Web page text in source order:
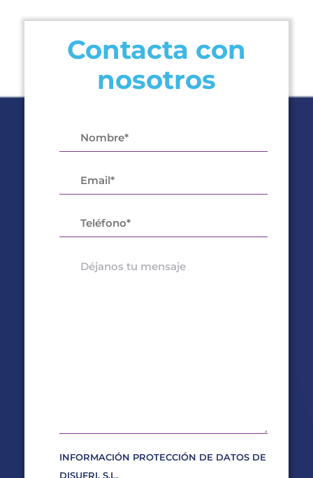
Contacta con
nosotros
INFORMACIÓN PROTECCIÓN DE DATOS DE
DISUFRI, S.L.